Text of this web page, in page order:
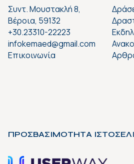
Συντ. Μουστακλή 8,
Βέροια, 59132
+30.23310-22223
infokemaed@gmail.com
Επικοινωνία
ΠΡΟΣΒΑΣΙΜΟΤΗΤΑ